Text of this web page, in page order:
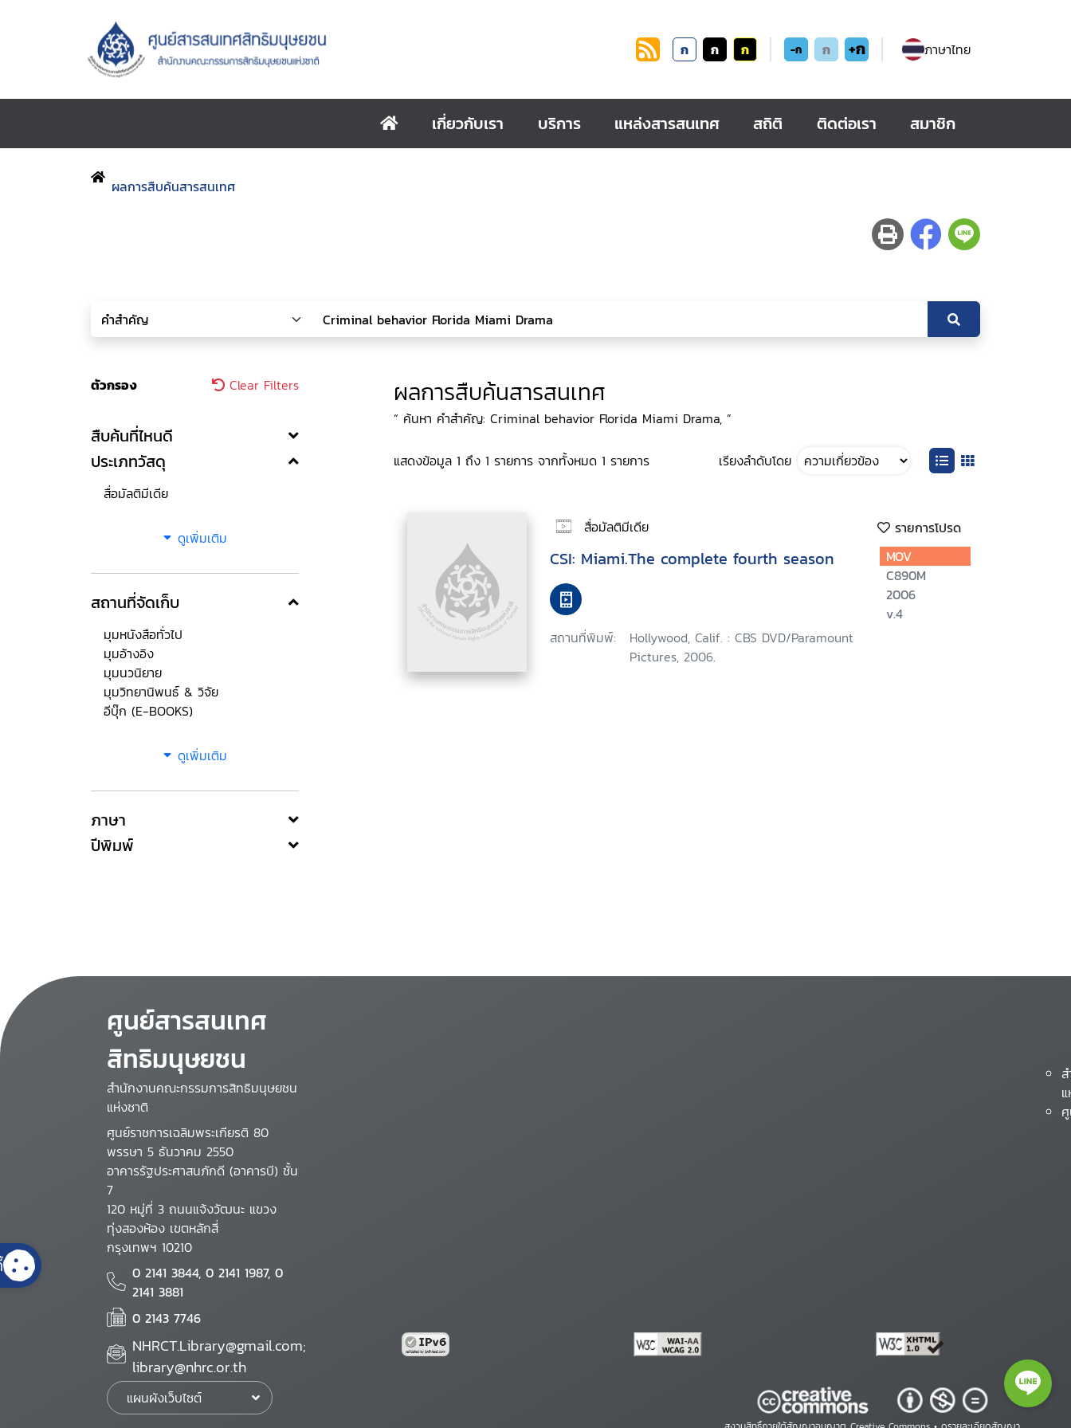
ก ก ก -ก ก +ก ภาษาไทย
เกี่ยวกับเรา บริการ แหล่งสารสนเทศ สถิติ ติดต่อเรา สมาชิก
ผลการสืบค้นสารสนเทศ
ตัวกรอง Clear Filters
สืบค้นที่ไหนดี
ประเภทวัสดุ
สื่อมัลติมีเดีย
ดูเพิ่มเติม
สถานที่จัดเก็บ
มุมหนังสือทั่วไป
มุมอ้างอิง
มุมนวนิยาย
มุมวิทยานิพนธ์ & วิจัย
อีบุ๊ก (E-BOOKS)
ดูเพิ่มเติม
ภาษา
ปีพิมพ์
ผลการสืบค้นสารสนเทศ
“ ค้นหา คำสำคัญ: Criminal behavior Florida Miami Drama, ”
แสดงข้อมูล 1 ถึง 1 รายการ จากทั้งหมด 1 รายการ เรียงลำดับโดย
สื่อมัลติมีเดีย รายการโปรด
CSI: Miami.The complete fourth season
สถานที่พิมพ์:
Hollywood, Calif. : CBS DVD/Paramount
Pictures, 2006.
MOV
C890M
2006
v.4
ศูนย์สารสนเทศ
สิทธิมนุษยชน
สำนักงานคณะกรรมการสิทธิมนุษยชน
แห่งชาติ
ศูนย์ราชการเฉลิมพระเกียรติ 80
พรรษา 5 ธันวาคม 2550
อาคารรัฐประศาสนภักดี (อาคารบี) ชั้น
7
120 หมู่ที่ 3 ถนนแจ้งวัฒนะ แขวง
ทุ่งสองห้อง เขตหลักสี่
กรุงเทพฯ 10210
0 2141 3844, 0 2141 1987, 0
2141 3881
0 2143 7746
NHRCT.Library@gmail.com;
library@nhrc.or.th
แผนผังเว็บไซต์